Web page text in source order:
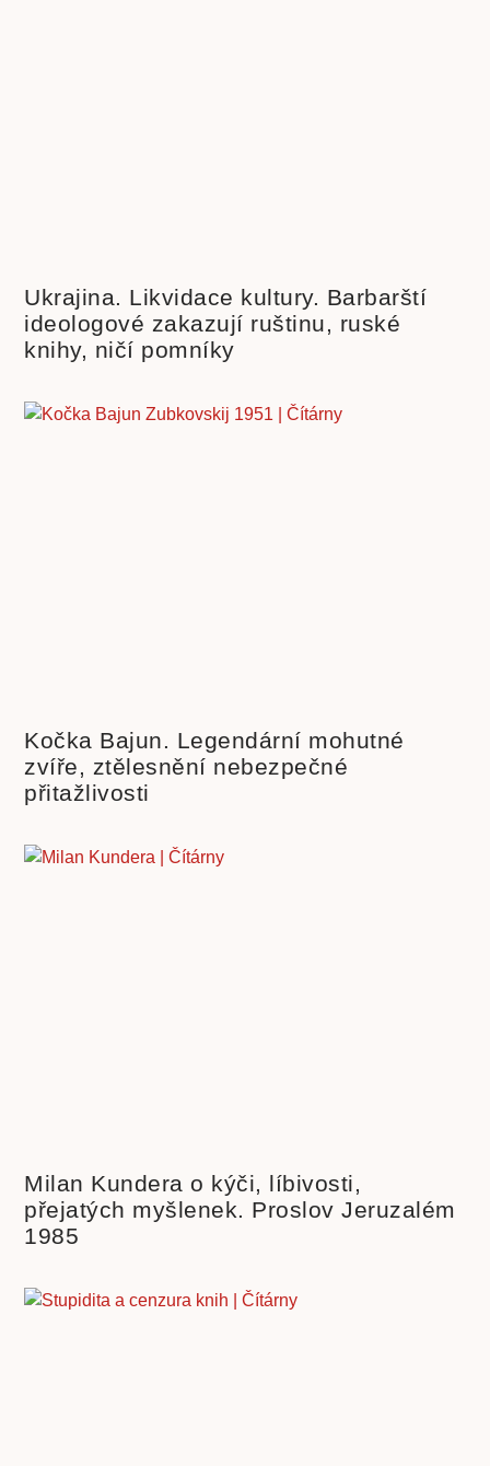
Ukrajina. Likvidace kultury. Barbarští
ideologové zakazují ruštinu, ruské
knihy, ničí pomníky
Kočka Bajun. Legendární mohutné
zvíře, ztělesnění nebezpečné
přitažlivosti
Milan Kundera o kýči, líbivosti,
přejatých myšlenek. Proslov Jeruzalém
1985